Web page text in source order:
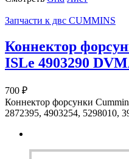
Запчасти к двс CUMMINS
Коннектор
ISLe 4903290
700 ₽
Коннектор форсунки
2872395, 4903254, 5298010,